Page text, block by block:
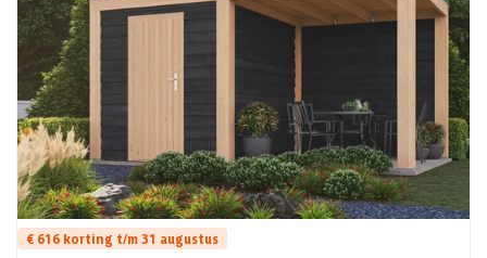
€ 616 korting t/m 31 augustus